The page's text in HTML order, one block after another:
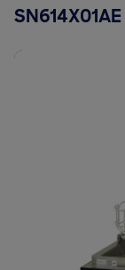
SN614X01AE